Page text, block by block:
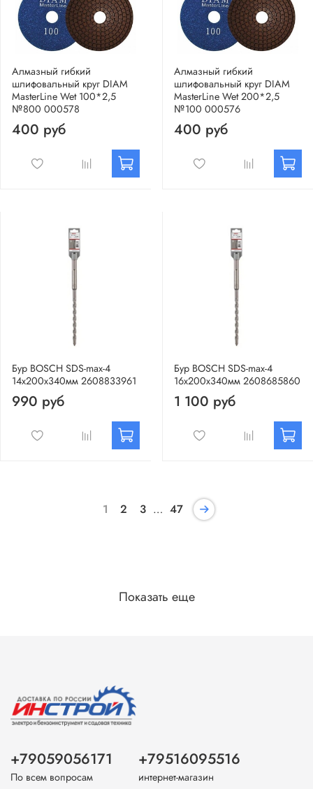
Алмазный гибкий
шлифовальный круг DIAM
MasterLine Wet 100*2,5
№800 000578
400 руб
Алмазный гибкий
шлифовальный круг DIAM
MasterLine Wet 200*2,5
№100 000576
400 руб
Бур BOSCH SDS-max-4
14х200х340мм 2608833961
990 руб
Бур BOSCH SDS-max-4
16х200х340мм 2608685860
1 100 руб
1 2 3 … 47
Показать еще
+79059056171
По всем вопросам
+79516095516
интернет-магазин